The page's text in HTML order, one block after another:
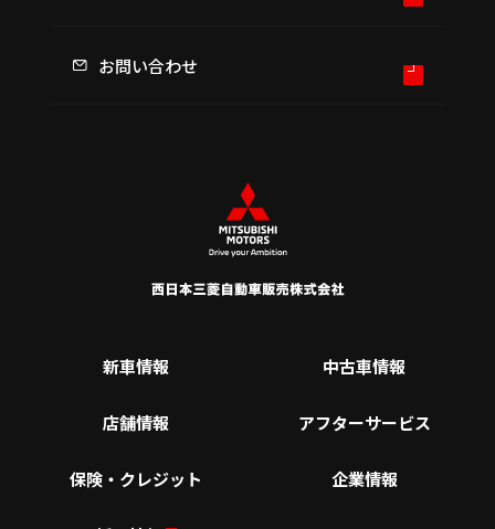
お問い合わせ
新車情報 中古車情報
店舗情報 アフターサービス
保険・クレジット 企業情報